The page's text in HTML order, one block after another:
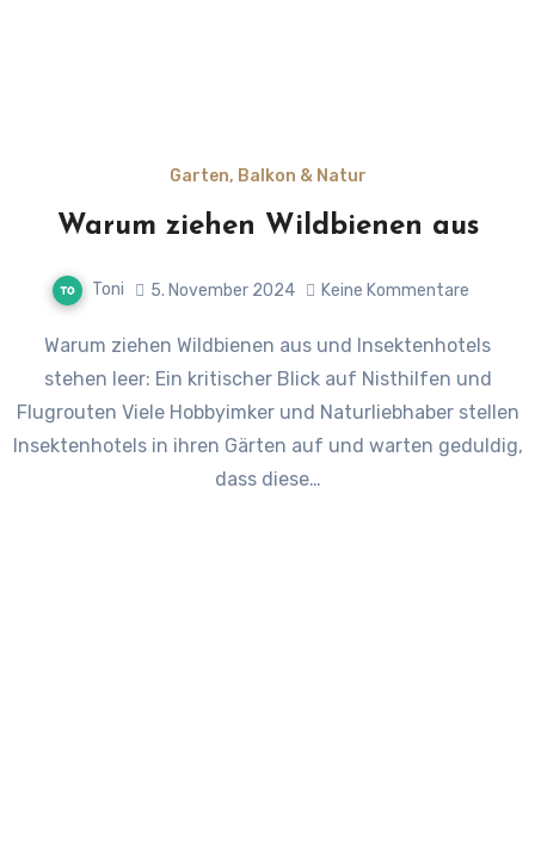
Garten, Balkon & Natur
Warum ziehen Wildbienen aus
Toni 5. November 2024 Keine Kommentare
Warum ziehen Wildbienen aus und Insektenhotels
stehen leer: Ein kritischer Blick auf Nisthilfen und
Flugrouten Viele Hobbyimker und Naturliebhaber stellen
Insektenhotels in ihren Gärten auf und warten geduldig,
dass diese…